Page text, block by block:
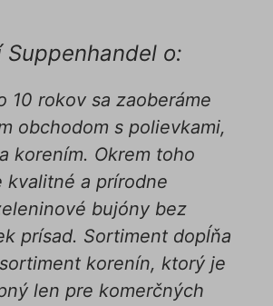
Suppenhandel o:
10 rokov sa zaoberáme
obchodom s polievkami,
korením. Okrem toho
kvalitné a prírodne
bujóny bez
prísad. Sortiment dopĺňa
korenín, ktorý je
len pre komerčných